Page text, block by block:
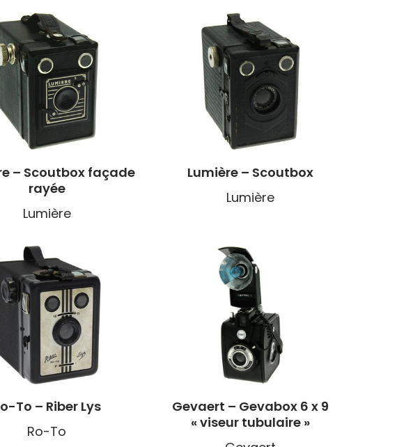
– Scoutbox façade
rayée
Lumière
Lumière – Scoutbox
Lumière
To – Riber Lys
Ro-To
Gevaert – Gevabox 6 x 9
« viseur tubulaire »